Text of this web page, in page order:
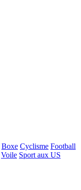
Boxe Cyclisme Football
Voile Sport aux US